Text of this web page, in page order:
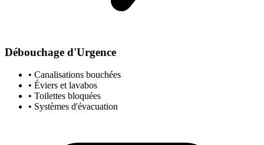
Débouchage d'Urgence
• Canalisations bouchées
• Éviers et lavabos
• Toilettes bloquées
• Systèmes d'évacuation